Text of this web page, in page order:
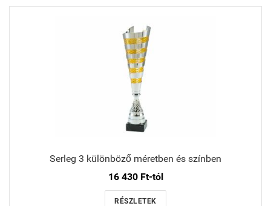
Serleg 3 különböző méretben és színben
16 430 Ft-tól
RÉSZLETEK